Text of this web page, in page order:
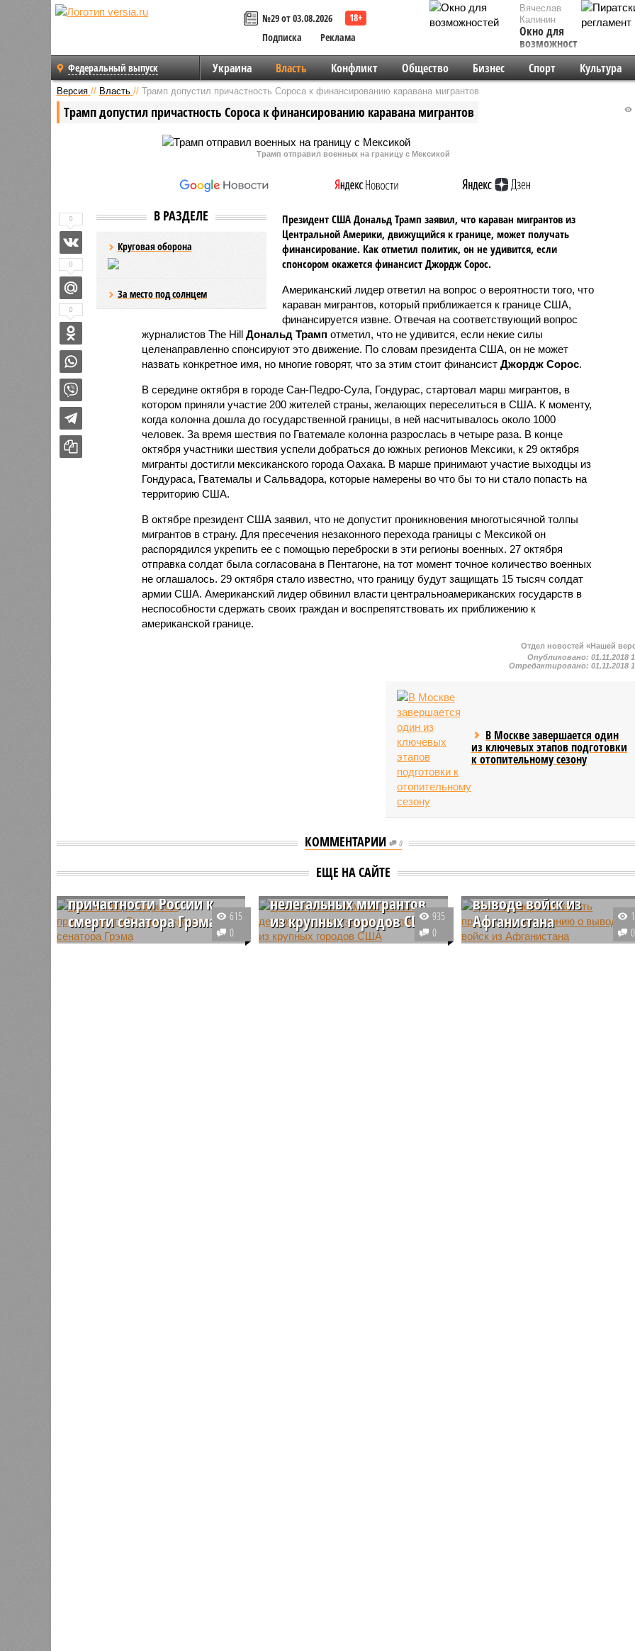
№29 от 03.08.2026
Подписка
Реклама
Вячеслав
Калинин
Окно для
возможностей
Федеральный выпуск Украина Власть Конфликт Общество Бизнес Спорт Культура
Версия // Власть // Трамп допустил причастность Сороса к финансированию каравана мигрантов
Трамп допустил причастность Сороса к финансированию каравана мигрантов
Трамп отправил военных на границу с Мексикой
В РАЗДЕЛЕ
Круговая оборона
За место под солнцем
Президент США Дональд Трамп заявил, что караван мигрантов из
Центральной Америки, движущийся к границе, может получать
финансирование. Как отметил политик, он не удивится, если
спонсором окажется финансист Джордж Сорос.
Американский лидер ответил на вопрос о вероятности того, что
караван мигрантов, который приближается к границе США,
финансируется извне. Отвечая на соответствующий вопрос
журналистов The Hill Дональд Трамп отметил, что не удивится, если некие силы
целенаправленно спонсируют это движение. По словам президента США, он не может
назвать конкретное имя, но многие говорят, что за этим стоит финансист Джордж Сорос.
В середине октября в городе Сан-Педро-Сула, Гондурас, стартовал марш мигрантов, в
котором приняли участие 200 жителей страны, желающих переселиться в США. К моменту,
когда колонна дошла до государственной границы, в ней насчитывалось около 1000
человек. За время шествия по Гватемале колонна разрослась в четыре раза. В конце
октября участники шествия успели добраться до южных регионов Мексики, к 29 октября
мигранты достигли мексиканского города Оахака. В марше принимают участие выходцы из
Гондураса, Гватемалы и Сальвадора, которые намерены во что бы то ни стало попасть на
территорию США.
В октябре президент США заявил, что не допустит проникновения многотысячной толпы
мигрантов в страну. Для пресечения незаконного перехода границы с Мексикой он
распорядился укрепить ее с помощью переброски в эти регионы военных. 27 октября
отправка солдат была согласована в Пентагоне, на тот момент точное количество военных
не оглашалось. 29 октября стало известно, что границу будут защищать 15 тысяч солдат
армии США. Американский лидер обвинил власти центральноамериканских государств в
неспособности сдержать своих граждан и воспрепятствовать их приближению к
американской границе.
0
0
0
Отдел новостей «Нашей
Опубликовано:01.11.2018
Отредактировано:01.11.2018
В Москве завершается один
из ключевых этапов подготовки
к отопительному сезону
КОММЕНТАРИИ 0
ЕЩЕ НА САЙТЕ
причастности России к
смерти сенатора Грэма
Президент Соединённых Штатов
615
0
Трамп призвал к
масштабной депортации
нелегальных мигрантов
из крупных городов США
Президент США Дональд Трамп
935
0
Трамп намерен наказать
выводе войск из
Афганистана
Стало известно, что избранный
0